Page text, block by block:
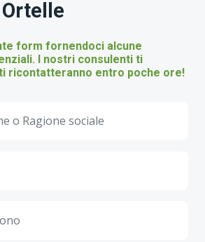
form fornendoci alcune
I nostri consulenti ti
ricontatteranno entro poche ore!